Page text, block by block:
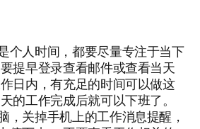
个人时间，都要尽量专注于当下
提早登录查看邮件或查看当天
日内，有充足的时间可以做这
的工作完成后就可以下班了。
，关掉手机上的工作消息提醒，